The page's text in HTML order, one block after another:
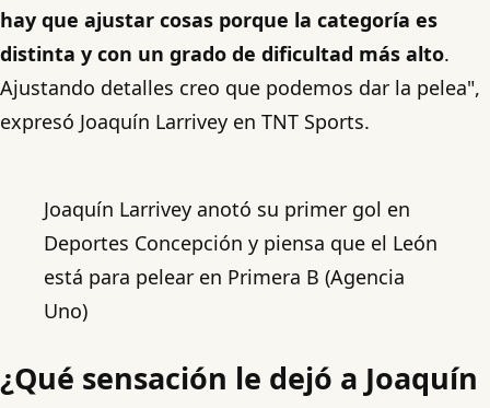
hay que ajustar cosas porque la categoría es
distinta y con un grado de dificultad más alto.
Ajustando detalles creo que podemos dar la pelea",
expresó Joaquín Larrivey en TNT Sports.
Joaquín Larrivey anotó su primer gol en
Deportes Concepción y piensa que el León
está para pelear en Primera B (Agencia
Uno)
¿Qué sensación le dejó a Joaquín